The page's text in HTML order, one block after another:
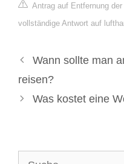
Antrag auf Entfernung
vollständige Antwort auf
Wann sollte man
reisen?
Was kostet eine